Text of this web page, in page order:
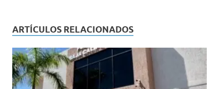
ARTÍCULOS RELACIONADOS